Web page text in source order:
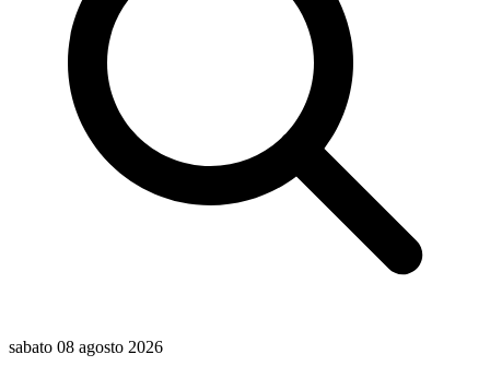
sabato 08 agosto 2026